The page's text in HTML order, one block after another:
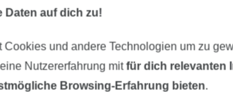
sondern
Meine Ebooks
Daten auf dich zu!
Cookies und andere Technologien um zu
Nutzererfahrung mitfür dich relevanten
Browsing-Erfahrung bieten.